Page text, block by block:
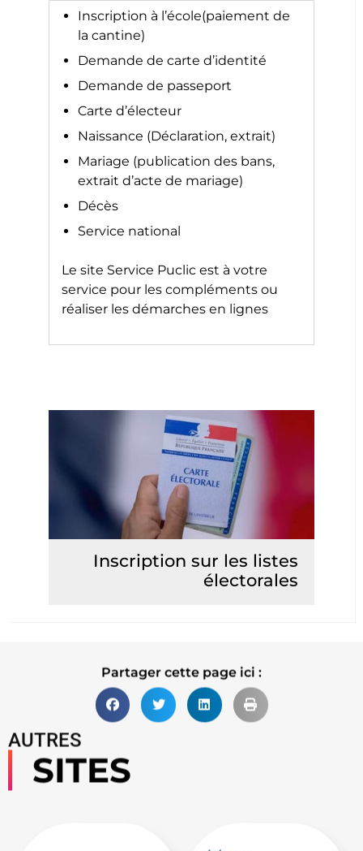
Inscription à l’école(paiement de
la cantine)
Demande de carte d’identité
Demande de passeport
Carte d’électeur
Naissance (Déclaration, extrait)
Mariage (publication des bans,
extrait d’acte de mariage)
Décès
Service national
Le site Service Puclic est à votre
service pour les compléments ou
réaliser les démarches en lignes
Inscription sur les listes
électorales
Partager cette page ici :
AUTRES
SITES